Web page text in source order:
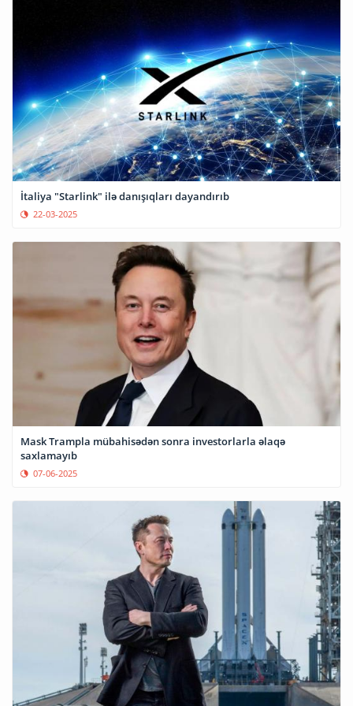
İtaliya "Starlink" ilə danışıqları dayandırıb
22-03-2025
Mask Trampla mübahisədən sonra investorlarla əlaqə
saxlamayıb
07-06-2025